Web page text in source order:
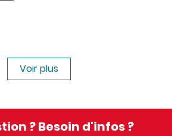
Voir plus
? Besoin d'infos ?